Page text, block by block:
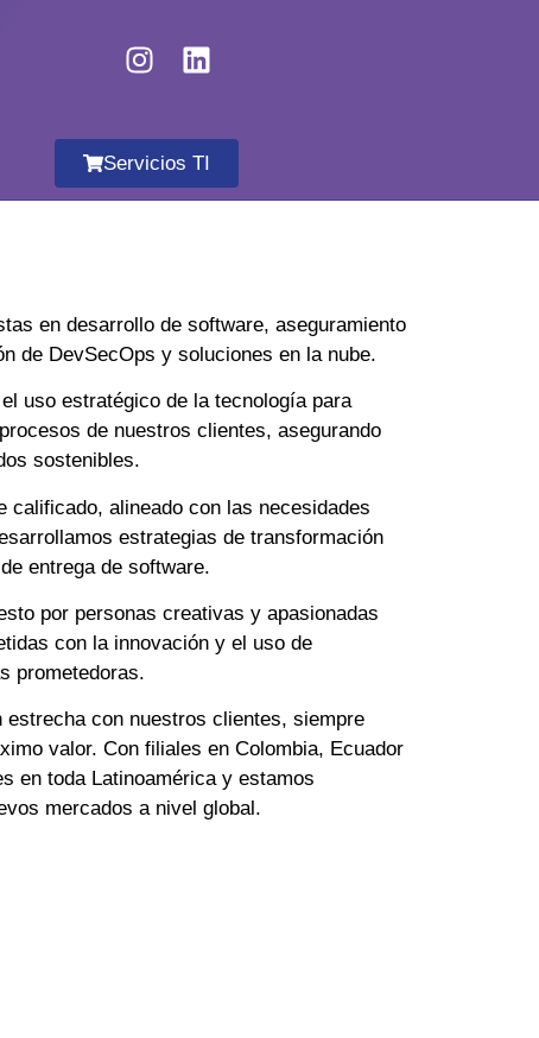
Servicios TI
en desarrollo de software, aseguramiento
de DevSecOps y soluciones en la nube.
uso estratégico de la tecnología para
de nuestros clientes, asegurando
sostenibles.
calificado, alineado con las necesidades
estrategias de transformación
entrega de software.
por personas creativas y apasionadas
con la innovación y el uso de
prometedoras.
estrecha con nuestros clientes, siempre
valor. Con filiales en Colombia, Ecuador
en toda Latinoamérica y estamos
mercados a nivel global.